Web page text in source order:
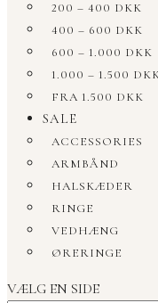
200 – 400 DKK
400 – 600 DKK
600 – 1.000 DKK
1.000 – 1.500
FRA 1.500 DKK
SALE
ACCESSORIES
ARMBÅND
HALSKÆDER
RINGE
VEDHÆNG
ØRERINGE
VÆLG EN SIDE